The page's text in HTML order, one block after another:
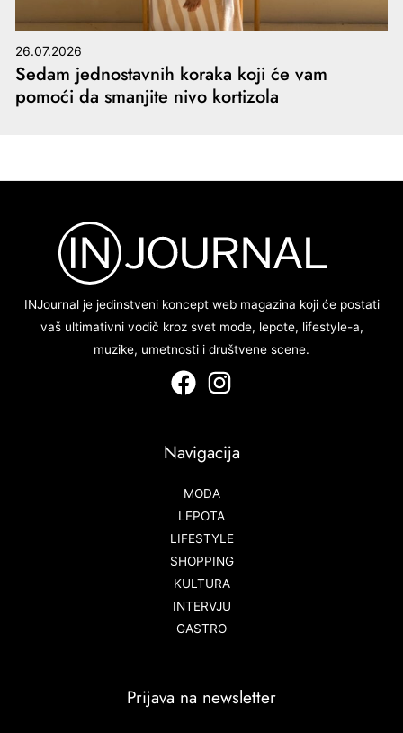
26.07.2026
Sedam jednostavnih koraka koji će vam
pomoći da smanjite nivo kortizola
INJournal je jedinstveni koncept web magazina koji će postati
vaš ultimativni vodič kroz svet mode, lepote, lifestyle-a,
muzike, umetnosti i društvene scene.
Navigacija
MODA
LEPOTA
LIFESTYLE
SHOPPING
KULTURA
INTERVJU
GASTRO
Prijava na newsletter